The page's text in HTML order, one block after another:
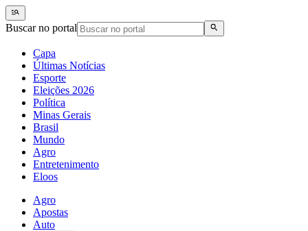
Buscar no portal
Capa
Últimas Notícias
Esporte
Eleições 2026
Política
Minas Gerais
Brasil
Mundo
Agro
Entretenimento
Eloos
Agro
Apostas
Auto